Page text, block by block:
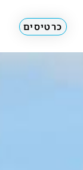
כרטיסים